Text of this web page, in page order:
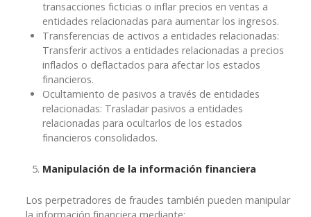
transacciones ficticias o inflar precios en ventas a
entidades relacionadas para aumentar los ingresos.
Transferencias de activos a entidades relacionadas:
Transferir activos a entidades relacionadas a precios
inflados o deflactados para afectar los estados
financieros.
Ocultamiento de pasivos a través de entidades
relacionadas: Trasladar pasivos a entidades
relacionadas para ocultarlos de los estados
financieros consolidados.
Manipulación de la información financiera
Los perpetradores de fraudes también pueden manipular